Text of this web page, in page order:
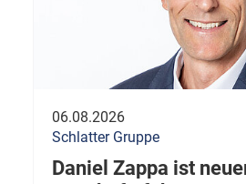
06.08.2026
Schlatter Gruppe
Daniel Zappa ist